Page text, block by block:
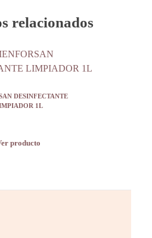
relacionados
DESINFECTANTE
1L
producto